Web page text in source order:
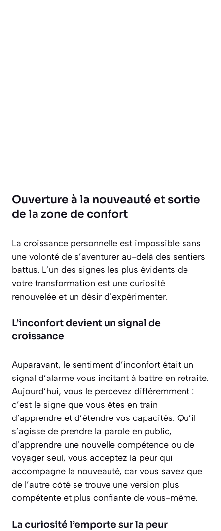
Ouverture à la nouveauté et sortie
de la zone de confort
La croissance personnelle est impossible sans
une volonté de s’aventurer au-delà des sentiers
battus. L’un des signes les plus évidents de
votre transformation est une curiosité
renouvelée et un désir d’expérimenter.
L’inconfort devient un signal de
croissance
Auparavant, le sentiment d’inconfort était un
signal d’alarme vous incitant à battre en retraite.
Aujourd’hui, vous le percevez différemment :
c’est le signe que vous êtes en train
d’apprendre et d’étendre vos capacités. Qu’il
s’agisse de prendre la parole en public,
d’apprendre une nouvelle compétence ou de
voyager seul, vous acceptez la peur qui
accompagne la nouveauté, car vous savez que
de l’autre côté se trouve une version plus
compétente et plus confiante de vous-même.
La curiosité l’emporte sur la peur